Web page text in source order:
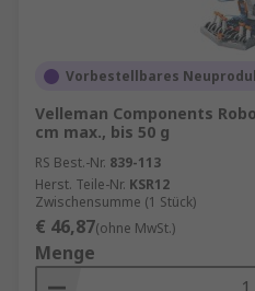
einschließlich
Roboterarmen. Sie bieten
für Anwendungen wie Pick-
als Teil dieser Systeme,
Anwendungen mit hoher
Bestückung, Laserschneiden
Schweißprozesse.
Robotergreifer, als
Vorbestellbares
Velleman Components
cm max., bis 50 g
RS Best.-Nr. 839-113
Herst. Teile-Nr. KSR12
Zwischensumme (1 Stück)
€ 46,87(ohne MwSt.)
Menge